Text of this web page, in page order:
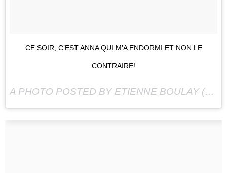
CE SOIR, C’EST ANNA QUI M’A ENDORMI ET NON LE
CONTRAIRE!
A PHOTO POSTED BY ETIENNE BOULAY (@ETIENNEBOULAY22) ON